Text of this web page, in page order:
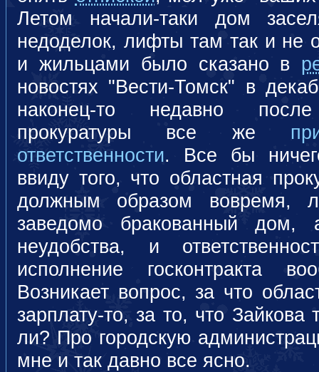
Летом начали-таки дом
недоделок, лифты там так и не
и жильцами было сказано в
новостях "Вести-Томск" в
наконец-то недавно
прокуратуры все же
ответственности. Все бы
ввиду того, что областная
должным образом вовремя,
заведомо бракованный дом,
неудобства, и
исполнение госконтракта
Возникает вопрос, за что
зарплату-то, за то, что
ли? Про городскую
мне и так давно все ясно.